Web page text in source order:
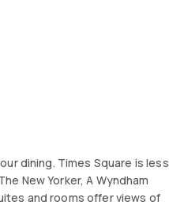
dining. Times Square is less
New Yorker, A Wyndham
and rooms offer views of